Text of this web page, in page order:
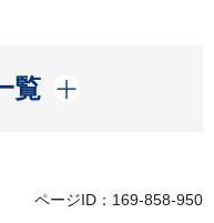
覧
ページID：169-858-950